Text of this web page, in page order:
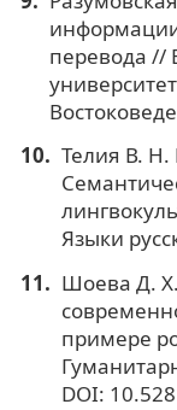
информации
перевода //
Телия В. Н.
Языки
Шоева Д.
примере
DOI: